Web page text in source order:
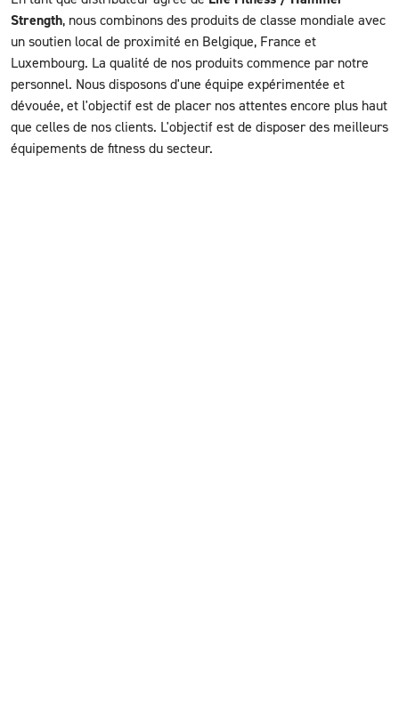
Strength, nous combinons des produits de classe mondiale avec
un soutien local de proximité en Belgique, France et
Luxembourg. La qualité de nos produits commence par notre
personnel. Nous disposons d'une équipe expérimentée et
dévouée, et l'objectif est de placer nos attentes encore plus haut
que celles de nos clients. L'objectif est de disposer des meilleurs
équipements de fitness du secteur.